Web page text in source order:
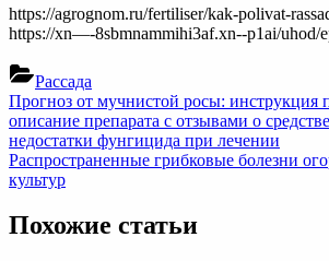
https://agrognom.ru/fertiliser/kak-polivat-
https://xn—-8sbmnammihi3af.xn--p1ai/uhod/
Рассада
Навигация
по
записям
Previous
Post:
Прогноз от мучнистой росы:
описание препарата с отзывами о
недостатки фунгицида при лечении
Next
Post:
Распространенные грибковые болезни
культур
Похожие статьи